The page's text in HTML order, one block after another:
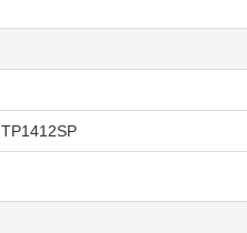
TP1412SP